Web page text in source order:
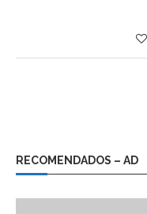
RECOMENDADOS – AD